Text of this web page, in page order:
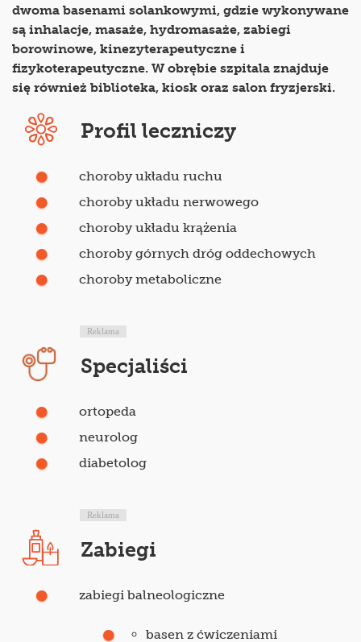
dwoma basenami solankowymi, gdzie wykonywane
są inhalacje, masaże, hydromasaże, zabiegi
borowinowe, kinezyterapeutyczne i
fizykoterapeutyczne. W obrębie szpitala znajduje
się również biblioteka, kiosk oraz salon fryzjerski.
Profil leczniczy
choroby układu ruchu
choroby układu nerwowego
choroby układu krążenia
choroby górnych dróg oddechowych
choroby metaboliczne
Reklama
Specjaliści
ortopeda
neurolog
diabetolog
Reklama
Zabiegi
zabiegi balneologiczne
basen z ćwiczeniami